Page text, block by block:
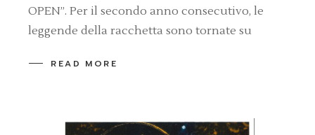
OPEN”. Per il secondo anno consecutivo, le
leggende della racchetta sono tornate su
READ MORE